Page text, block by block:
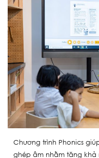
Chương trình Phonics
ghép âm nhằm tăng